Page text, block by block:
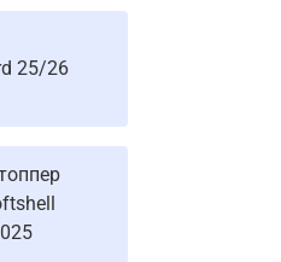
25/26